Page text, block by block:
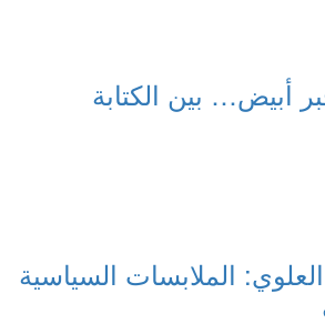
أبيض… بين الكتابة
الملابسات السياسية